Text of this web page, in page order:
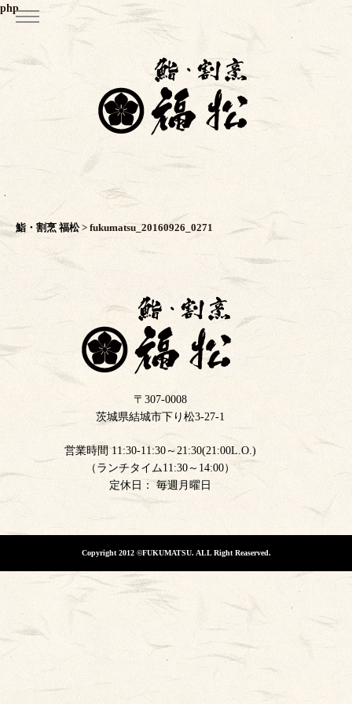
php
鮨・割烹 福松> fukumatsu_20160926_0271
〒307-0008
茨城県結城市下り松3-27-1
営業時間 11:30-11:30～21:30(21:00L.O.)
（ランチタイム11:30～14:00）
定休日： 毎週月曜日
Copyright 2012 ©FUKUMATSU. ALL Right Reaserved.